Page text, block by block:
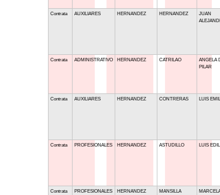
Contrata AUXILIARES HERNANDEZ HERNANDEZ
JUAN
Contrata ADMINISTRATIVO HERNANDEZ CATRILAO
ANGELA
PILAR
Contrata AUXILIARES HERNANDEZ CONTRERAS LUIS
Contrata PROFESIONALES HERNANDEZ ASTUDILLO LUIS
Contrata PROFESIONALES HERNANDEZ MANSILLA